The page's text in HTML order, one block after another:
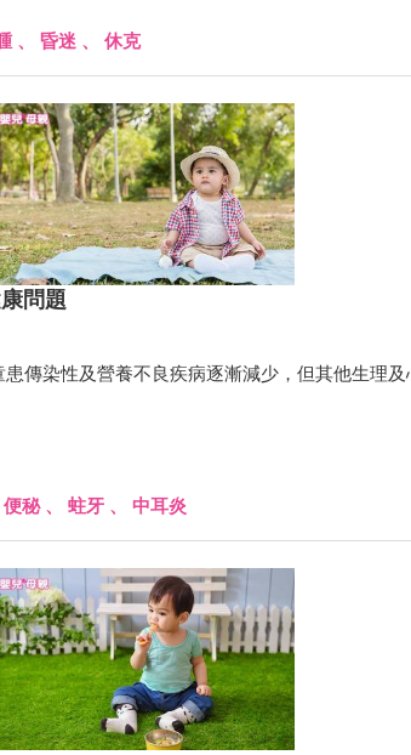
、 昏迷 、 休克
問題
傳染性及營養不良疾病逐漸減少，但其他生理
便秘、 蛀牙 、 中耳炎